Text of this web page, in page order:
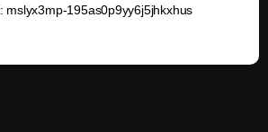
mslyx3mp-195as0p9yy6j5jhkxhus